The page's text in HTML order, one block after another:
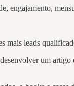
engajamento,
mais leads
um